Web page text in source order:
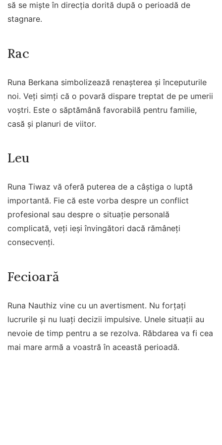
să se miște în direcția dorită după o perioadă de
stagnare.
Rac
Runa Berkana simbolizează renașterea și începuturile
noi. Veți simți că o povară dispare treptat de pe umerii
voștri. Este o săptămână favorabilă pentru familie,
casă și planuri de viitor.
Leu
Runa Tiwaz vă oferă puterea de a câștiga o luptă
importantă. Fie că este vorba despre un conflict
profesional sau despre o situație personală
complicată, veți ieși învingători dacă rămâneți
consecvenți.
Fecioară
Runa Nauthiz vine cu un avertisment. Nu forțați
lucrurile și nu luați decizii impulsive. Unele situații au
nevoie de timp pentru a se rezolva. Răbdarea va fi cea
mai mare armă a voastră în această perioadă.